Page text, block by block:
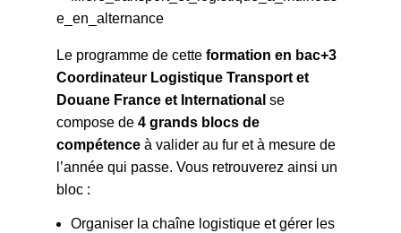
Le programme de cette formation en bac+3
Coordinateur Logistique Transport et
Douane France et International se
compose de 4 grands blocs de
compétenceà valider au fur et à mesure de
l’année qui passe. Vous retrouverez ainsi un
bloc :
Organiser la chaîne logistique et gérer les